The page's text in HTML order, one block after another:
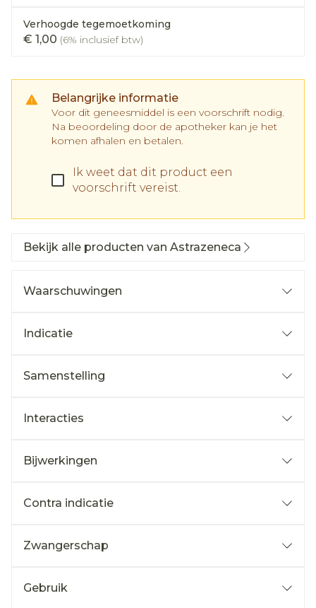
Verhoogde tegemoetkoming
€ 1,00 (6% inclusief btw)
Belangrijke informatie
Voor dit geneesmiddel is een voorschrift nodig.
Na beoordeling door de apotheker kan je het
komen afhalen en betalen.
Ik weet dat dit product een
voorschrift vereist.
Bekijk alle producten van Astrazeneca
Waarschuwingen
Indicatie
Samenstelling
Interacties
Bijwerkingen
Contra indicatie
Zwangerschap
Gebruik